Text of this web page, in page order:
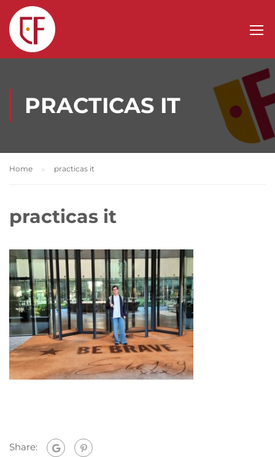
PRACTICAS IT
Home practicas it
practicas it
Share: